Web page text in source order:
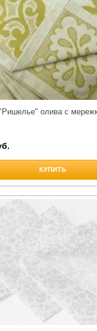
олива с
КУПИТЬ